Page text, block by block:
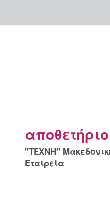
αποθετήριο
"ΤΕΧΝΗ"
Εταιρεία